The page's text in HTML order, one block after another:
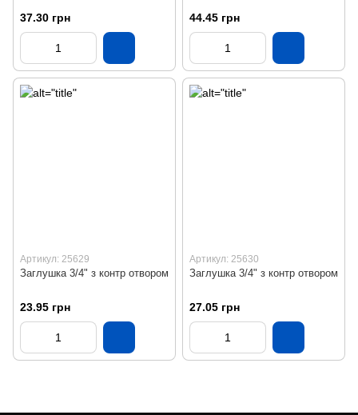
37.30 грн 44.45 грн
Артикул: 25629
Заглушка 3/4" з контр отвором
23.95 грн
Артикул: 25630
Заглушка 3/4" з контр отвором
27.05 грн